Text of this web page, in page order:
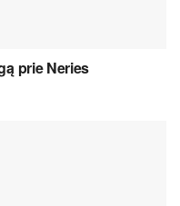
prie Neries